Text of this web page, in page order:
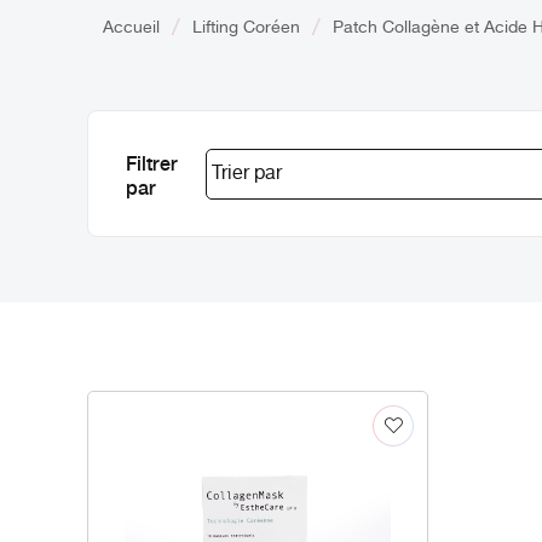
Accueil Lifting Coréen Patch Collagène et Acide
Filtrer
par